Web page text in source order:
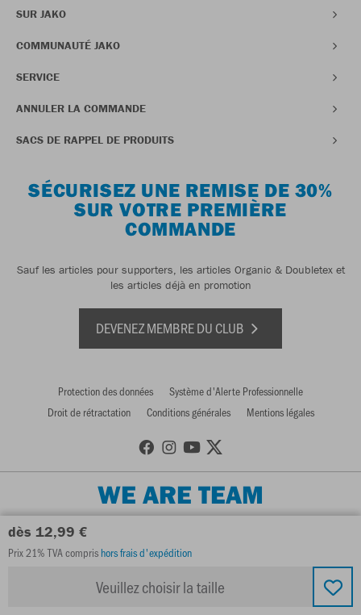
dès 12,99 €
Prix 21% TVA compris hors frais d'expédition
Veuillez choisir la taille
SUR JAKO
COMMUNAUTÉ JAKO
SERVICE
ANNULER LA COMMANDE
SACS DE RAPPEL DE PRODUITS
SÉCURISEZ UNE REMISE DE 30%
SUR VOTRE PREMIÈRE
COMMANDE
Sauf les articles pour supporters, les articles Organic & Doubletex et
les articles déjà en promotion
DEVENEZ MEMBRE DU CLUB
Protection des données
Système d'Alerte Professionnelle
Droit de rétractation
Conditions générales Mentions légales
WE ARE TEAM